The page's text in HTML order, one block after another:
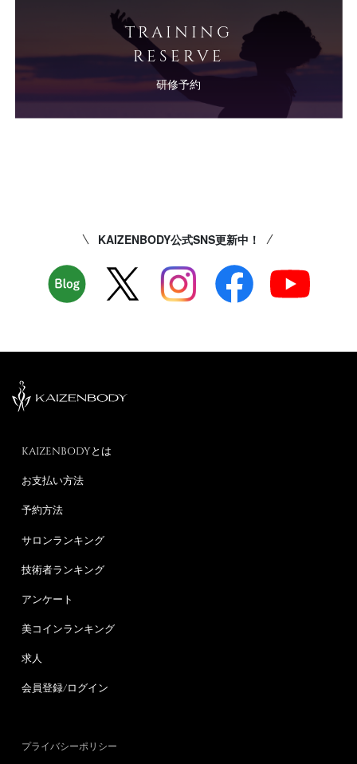
TRAINING
RESERVE
研修予約
KAIZENBODY公式SNS更新中！
KAIZENBODYとは
お支払い方法
予約方法
サロンランキング
技術者ランキング
アンケート
美コインランキング
求人
会員登録/ログイン
プライバシーポリシー